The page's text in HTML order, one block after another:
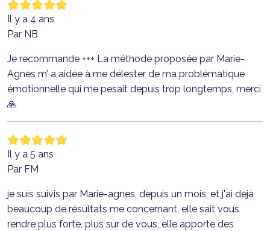
Il y a 4 ans
Par NB
Je recommande +++ La méthode proposée par Marie-
Agnès m’ a aidée à me délester de ma problématique
émotionnelle qui me pesait depuis trop longtemps, merci
🙏
Il y a 5 ans
Par FM
je suis suivis par Marie-agnes, depuis un mois, et j'ai dejà
beaucoup de résultats me concernant, elle sait vous
rendre plus forte, plus sur de vous, elle apporte des